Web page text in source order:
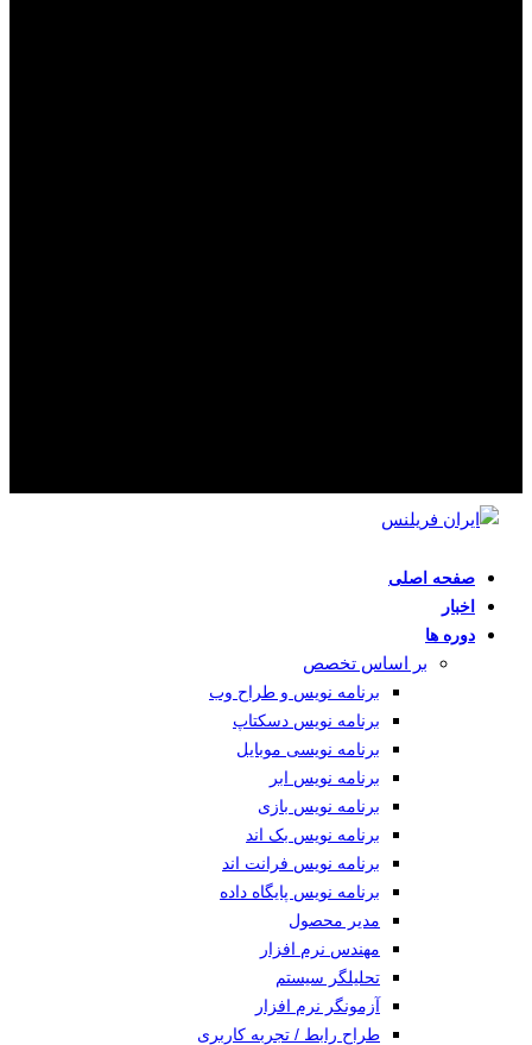
صفحه اصلی
اخبار
دوره ها
بر اساس تخصص
برنامه نویس و طراح وب
برنامه نویس دسکتاپ
برنامه نویسی موبایل
برنامه نویس ابر
برنامه نویس بازی
برنامه نویس بک اند
برنامه نویس فرانت اند
برنامه نویس پایگاه داده
مدیر محصول
مهندس نرم افزار
تحلیلگر سیستم
آزمونگر نرم افزار
طراح رابط / تجربه کاربری